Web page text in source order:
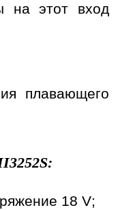
на этот вход
плавающего
:
18 V;